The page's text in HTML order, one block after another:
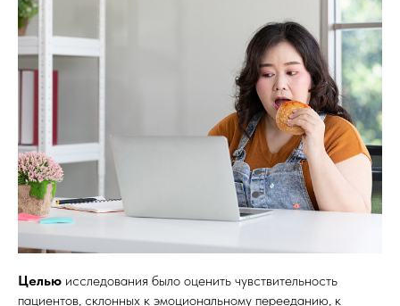
Целью исследования было оценить чувствительность
пациентов, склонных к эмоциональному перееданию, к